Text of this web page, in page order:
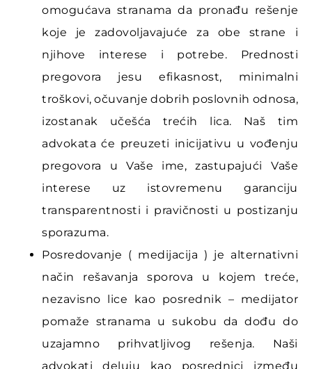
omogućava stranama da pronađu rešenje
koje je zadovoljavajuće za obe strane i
njihove interese i potrebe. Prednosti
pregovora jesu efikasnost, minimalni
troškovi, očuvanje dobrih poslovnih odnosa,
izostanak učešća trećih lica. Naš tim
advokata će preuzeti inicijativu u vođenju
pregovora u Vaše ime, zastupajući Vaše
interese uz istovremenu garanciju
transparentnosti i pravičnosti u postizanju
sporazuma.
Posredovanje ( medijacija ) je alternativni
način rešavanja sporova u kojem treće,
nezavisno lice kao posrednik – medijator
pomaže stranama u sukobu da dođu do
uzajamno prihvatljivog rešenja. Naši
advokati deluju kao posrednici između